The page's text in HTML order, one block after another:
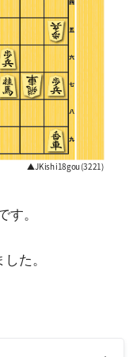
。
た。